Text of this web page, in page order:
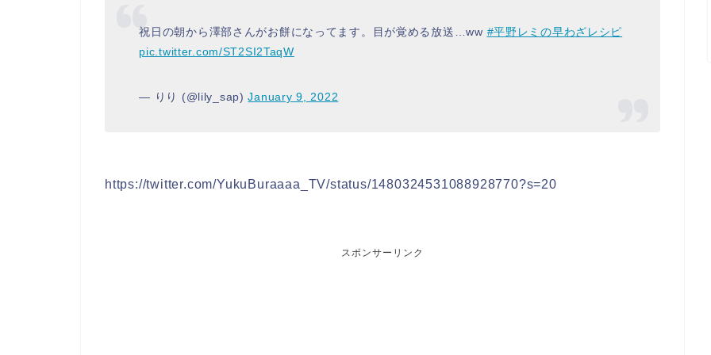
祝日の朝から澤部さんがお餅になってます。目が覚める放送…ww #平野レミの早わざレシピ
pic.twitter.com/ST2SI2TaqW
— りり (@lily_sap)January 9, 2022
https://twitter.com/YukuBuraaaa_TV/status/1480324531088928770?s=20
スポンサーリンク